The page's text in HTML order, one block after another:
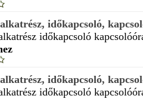
időkapcsoló,
időkapcsoló
időkapcsoló,
időkapcsoló